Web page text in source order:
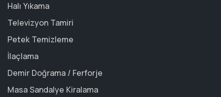
Halı Yıkama
Televizyon Tamiri
Petek Temizleme
İlaçlama
Demir Doğrama / Ferforje
Masa Sandalye Kiralama